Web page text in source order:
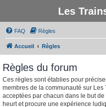
Les
FAQ Règles
Accueil Règles
Règles du forum
Ces règles sont établies pour
membres de la communauté sur
acceptées par chacun dans le but
heurt et procure une expérience